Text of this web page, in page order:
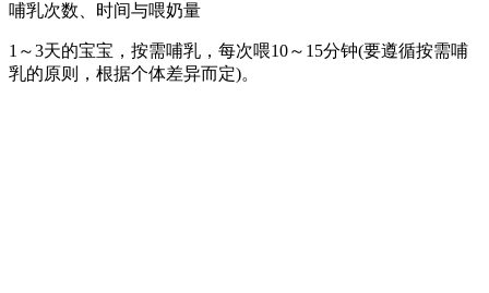
哺乳次数、时间与喂奶量
1～3天的宝宝，按需哺乳，每次喂10～15分钟(要遵循按需哺
乳的原则，根据个体差异而定)。